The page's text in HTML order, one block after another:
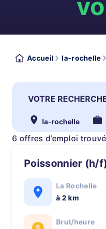
Accueil la-rochelle
VOTRE
la-rochelle
6 offres d’emploi
Poissonnier (h/
La Rochelle
à 2 km
Brut/heure